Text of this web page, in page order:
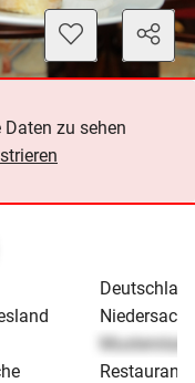
zu sehen
Musterstadt
Restaurant